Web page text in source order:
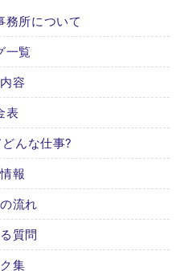
務所について
一覧
容
表
んな仕事?
報
流れ
質問
集